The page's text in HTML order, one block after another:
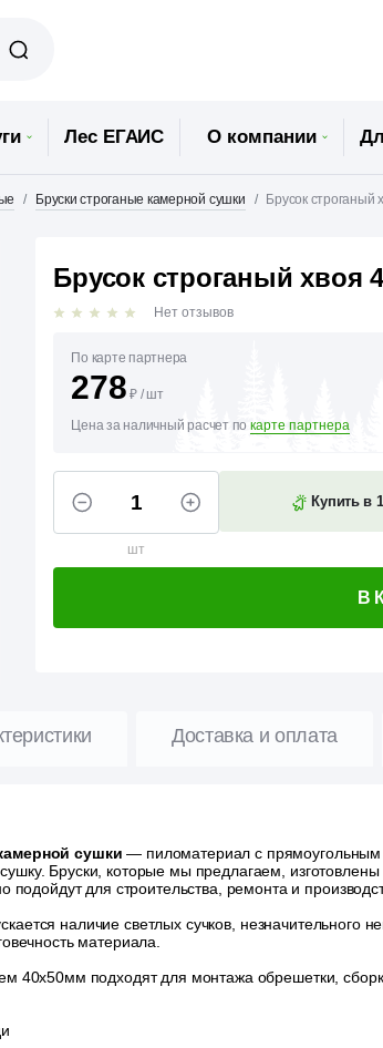
Лес ЕГАИС О компании
Бруски строганые камерной сушки Брусок
Брусок строганый хвоя
Нет отзывов
По карте партнера
278 ₽ / шт
Цена за наличный расчет по карте партнера
шт
Купить в
В
Доставка и оплата
сушки— пиломатериал с прямоугольным
Бруски, которые мы предлагаем,
подойдут для строительства, ремонта и
наличие светлых сучков, незначительного
материала.
40х50мм подходят для монтажа обрешетки,